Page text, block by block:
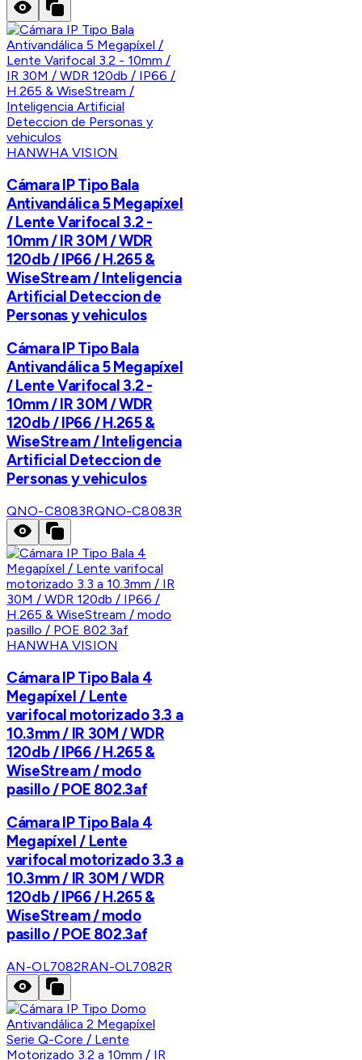
HANWHA VISION
Cámara IP Tipo Bala
Antivandálica 5 Megapíxel
/ Lente Varifocal 3.2 -
10mm / IR 30M / WDR
120db / IP66 / H.265 &
WiseStream / Inteligencia
Artificial Deteccion de
Personas y vehiculos
Cámara IP Tipo Bala
Antivandálica 5 Megapíxel
/ Lente Varifocal 3.2 -
10mm / IR 30M / WDR
120db / IP66 / H.265 &
WiseStream / Inteligencia
Artificial Deteccion de
Personas y vehiculos
QNO-C8083RQNO-C8083R
HANWHA VISION
Cámara IP Tipo Bala 4
Megapíxel / Lente
varifocal motorizado 3.3 a
10.3mm / IR 30M / WDR
120db / IP66 / H.265 &
WiseStream / modo
pasillo / POE 802.3af
Cámara IP Tipo Bala 4
Megapíxel / Lente
varifocal motorizado 3.3 a
10.3mm / IR 30M / WDR
120db / IP66 / H.265 &
WiseStream / modo
pasillo / POE 802.3af
AN-OL7082RAN-OL7082R